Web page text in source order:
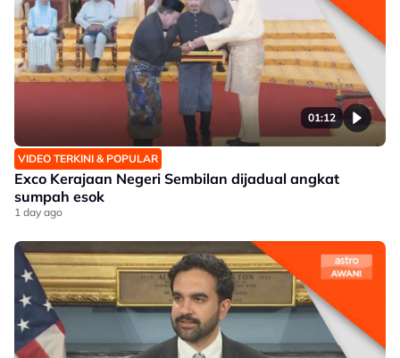
01:12
VIDEO TERKINI & POPULAR
Exco Kerajaan Negeri Sembilan dijadual angkat
sumpah esok
1 day ago